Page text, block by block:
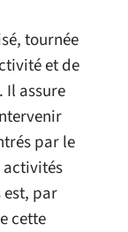
tournée
et de
Il assure
par le
activités
est, par
cette